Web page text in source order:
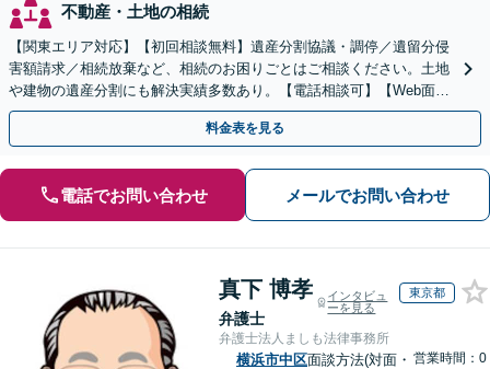
不動産・土地の相続
【関東エリア対応】【初回相談無料】遺産分割協議・調停／遺留分侵
害額請求／相続放棄など、相続のお困りごとはご相談ください。土地
や建物の遺産分割にも解決実績多数あり。【電話相談可】【Web面談
可】遺言書作成や財産の整理など生前対策もサポート
料金表を見る
電話でお問い合わせ メールでお問い合わせ
真下 博孝
弁護士
インタビュ
ーを見る
東京都
弁護士法人ましも法律事務所
横浜市中区面談方法(対面・ 営業時間：0